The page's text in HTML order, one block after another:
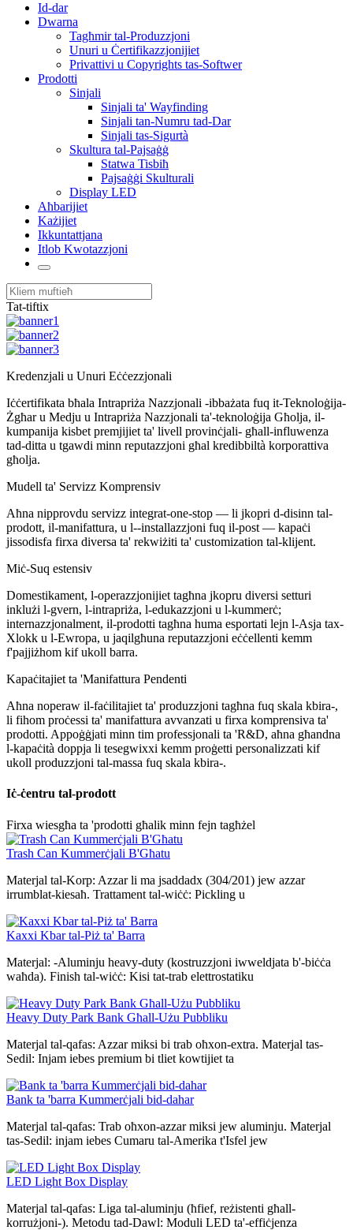
Id-dar
Dwarna
Tagħmir tal-Produzzjoni
Unuri u Ċertifikazzjonijiet
Privattivi u Copyrights tas-Softwer
Prodotti
Sinjali
Sinjali ta' Wayfinding
Sinjali tan-Numru tad-Dar
Sinjali tas-Sigurtà
Skultura tal-Pajsaġġ
Statwa Tisbiħ
Pajsaġġi Skulturali
Display LED
Aħbarijiet
Każijiet
Ikkuntattjana
Itlob Kwotazzjoni
Tat-tiftix
Kredenzjali u Unuri Eċċezzjonali
Iċċertifikata bħala Intrapriża Nazzjonali -ibbażata fuq it-Teknoloġija-
Żgħar u Medju u Intrapriża Nazzjonali ta'-teknoloġija Għolja, il-
kumpanija kisbet premjijiet ta' livell provinċjali- għall-influwenza
tad-ditta u tgawdi minn reputazzjoni għal kredibbiltà korporattiva
għolja.
Mudell ta' Servizz Komprensiv
Aħna nipprovdu servizz integrat-one-stop — li ​​jkopri d-disinn tal-
prodott, il-manifattura, u l--installazzjoni fuq il-post — kapaċi
jissodisfa firxa diversa ta' rekwiżiti ta' customization tal-klijent.
Miċ-Suq estensiv
Domestikament, l-operazzjonijiet tagħna jkopru diversi setturi
inklużi l-gvern, l-intrapriża, l-edukazzjoni u l-kummerċ;
internazzjonalment, il-prodotti tagħna huma esportati lejn l-Asja tax-
Xlokk u l-Ewropa, u jaqilgħuna reputazzjoni eċċellenti kemm
f'pajjiżhom kif ukoll barra.
Kapaċitajiet ta 'Manifattura Pendenti
Aħna noperaw il-faċilitajiet ta' produzzjoni tagħna fuq skala kbira-,
li fihom proċessi ta' manifattura avvanzati u firxa komprensiva ta'
prodotti. Appoġġjati minn tim professjonali ta 'R&D, aħna għandna
l-kapaċità doppja li tesegwixxi kemm proġetti personalizzati kif
ukoll produzzjoni tal-massa fuq skala kbira-.
Iċ-ċentru tal-prodott
Firxa wiesgħa ta 'prodotti għalik minn fejn tagħżel
Trash Can Kummerċjali B'Għatu
Materjal tal-Korp: Azzar li ma jsaddadx (304/201) jew azzar
irrumblat-kiesaħ. Trattament tal-wiċċ: Pickling u
Kaxxi Kbar tal-Piż ta' Barra
Materjal: -Aluminju heavy-duty (kostruzzjoni iwweldjata b'-biċċa
waħda). Finish tal-wiċċ: Kisi tat-trab elettrostatiku
Heavy Duty Park Bank Għall-Użu Pubbliku
Materjal tal-qafas: Azzar miksi bi trab oħxon-extra. Materjal tas-
Sedil: Injam iebes premium bi tliet kowtijiet ta
Bank ta 'barra Kummerċjali bid-dahar
Materjal tal-qafas: Trab oħxon-azzar miksi jew aluminju. Materjal
tas-Sedil: injam iebes Cumaru tal-Amerika t'Isfel jew
LED Light Box Display
Materjal tal-qafas: Liga tal-aluminju (ħfief, reżistenti għall-
korrużjoni-). Metodu tad-Dawl: Moduli LED ta'-effiċjenza